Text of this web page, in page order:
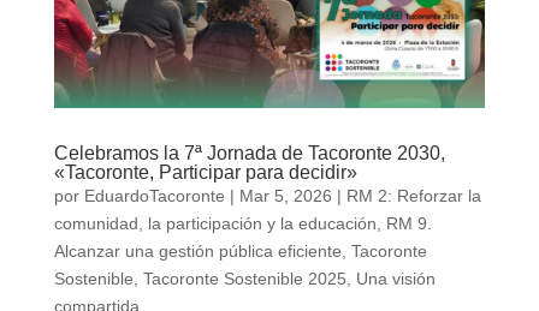
Celebramos la 7ª Jornada de Tacoronte 2030,
«Tacoronte, Participar para decidir»
por EduardoTacoronte | Mar 5, 2026 | RM 2: Reforzar la
comunidad, la participación y la educación, RM 9.
Alcanzar una gestión pública eficiente, Tacoronte
Sostenible, Tacoronte Sostenible 2025, Una visión
compartida